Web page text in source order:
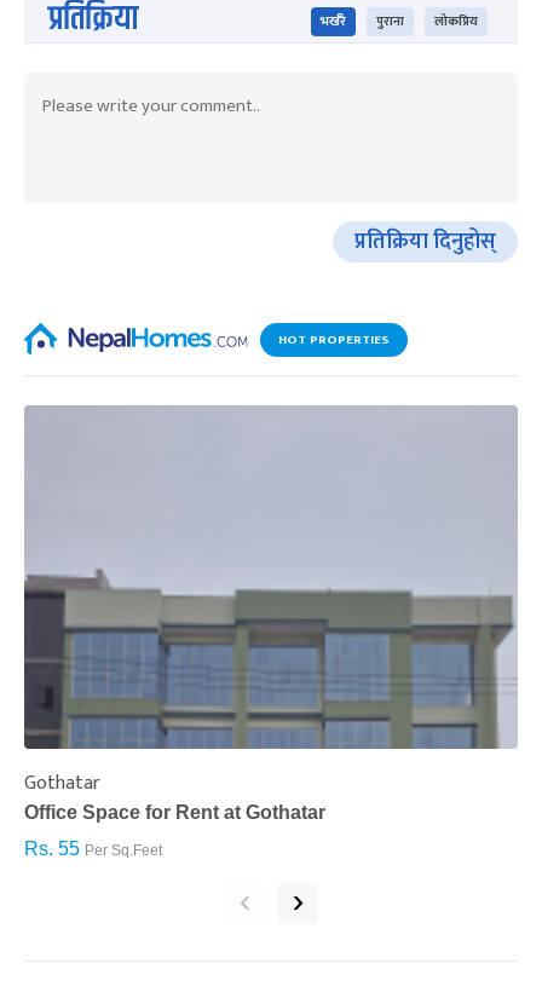
प्रतिक्रिया भर्खरै पुराना लोकप्रिय
प्रतिक्रिया दिनुहोस्
HOT PROPERTIES
Gothatar
Office Space for Rent at Gothatar
Rs. 55 Per Sq.Feet
‹ ›